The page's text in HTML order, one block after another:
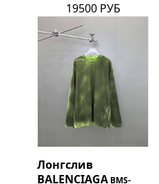
19500 РУБ
Лонгслив
BALENCIAGA BMS-